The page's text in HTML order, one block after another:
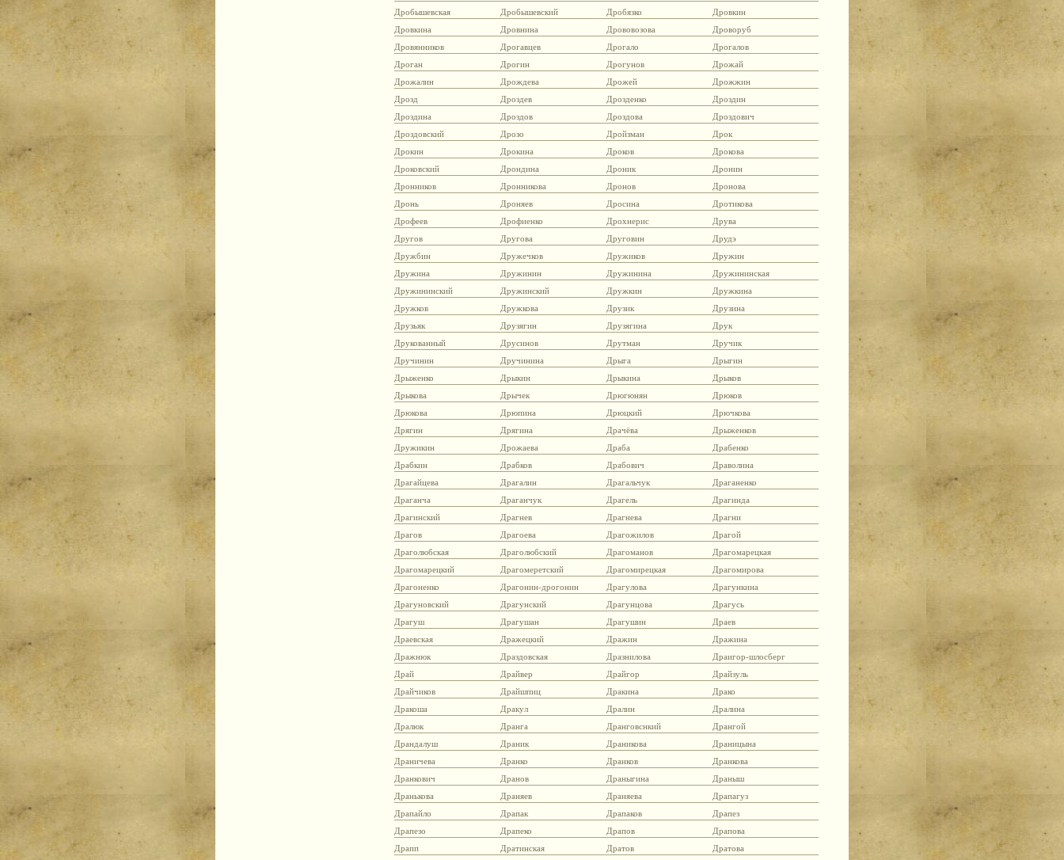
Дробышевская
Дробышевский Дробязко
Дровкин
Дровкина
Дровнина Дрововозова
Дроворуб
Дровянников
Дрогавцев Дрогало
Дрогалов
Дроган
Дрогин Дрогунов
Дрожай
Дрожалин
Дрождева Дрожей
Дрожжин
Дрозд
Дроздев Дрозденко
Дроздин
Дроздина
Дроздов Дроздова
Дроздович
Дроздовский
Дрозо Дройзман
Дрок
Дрокин
Дрокина Дроков
Дрокова
Дроковский
Дрондина Дроник
Дронин
Дронников
Дронникова Дронов
Дронова
Дронь
Дроняев Дросина
Дротикова
Дрофеев
Дрофиенко Дрохнерис
Друва
Другов
Другова Друговин
Друдэ
Дружбин
Дружечков Дружиков
Дружин
Дружина
Дружинин Дружинина
Дружининская
Дружининский
Дружинский Дружкин
Дружкина
Дружков
Дружкова Друзик
Друзина
Друзьяк
Друзягин Друзягина
Друк
Друкованный
Друсинов Друтман
Дручик
Дручинин
Дручинина Дрыга
Дрыгин
Дрыженко
Дрыкин Дрыкина
Дрыков
Дрыкова
Дрычек Дрюгюнян
Дрюков
Дрюкова
Дрюпина Дрюцкий
Дрючкова
Дрягин
Дрягина Драчёва
Дрыженков
Дружикин
Дрожаева Драба
Драбенко
Драбкин
Драбков Драбович
Драволина
Драгайцева
Драгалин Драгальчук
Драганенко
Драганча
Драганчук Драгель
Драгинда
Драгинский
Драгнев Драгнева
Драгни
Драгов
Драгоева Драгожилов
Драгой
Драголюбская
Драголюбский Драгоманов
Драгомарецкая
Драгомарецкий
Драгомеретский Драгомирецкая
Драгомирова
Драгоненко
Драгонин-дрогонин Драгулова
Драгункина
Драгуновский
Драгунский Драгунцова
Драгусь
Драгуш
Драгушан Драгушин
Драев
Драевская
Дражецкий Дражин
Дражина
Дражнюк
Драздовская Дразнилова
Драигор-шлосберг
Драй
Драйвер Драйгор
Драйзуль
Драйчиков
Драйшпиц Дракина
Драко
Дракоша
Дракул Дралин
Дралина
Дралюк
Дранга Дранговснкий
Дрангой
Драндалуш
Драник Драникова
Драницына
Драничева
Дранко Дранков
Дранкова
Дранкович
Дранов Драныгина
Драныш
Дранькова
Драняев Драняева
Драпагуз
Драпайло
Драпак Драпаков
Драпез
Драпезо
Драпеко Драпов
Драпова
Драпп
Дратинская Дратов
Дратова